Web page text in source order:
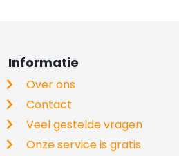
Informatie
Over ons
Contact
Veel gestelde vragen
Onze service is gratis